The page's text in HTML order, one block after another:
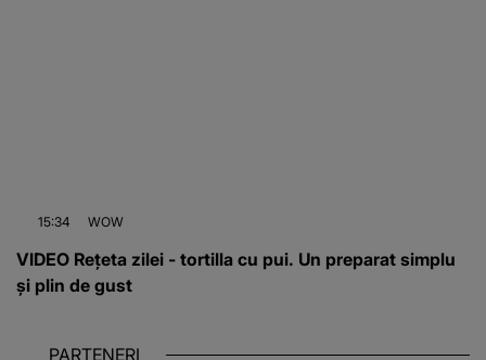
15:34 WOW
VIDEO Rețeta zilei - tortilla cu pui. Un preparat simplu
și plin de gust
PARTENERI